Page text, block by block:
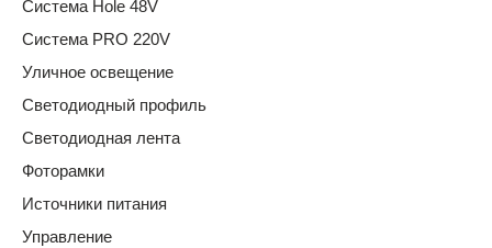
Система Hole 48V
Система PRO 220V
Уличное освещение
Светодиодный профиль
Светодиодная лента
Фоторамки
Источники питания
Управление